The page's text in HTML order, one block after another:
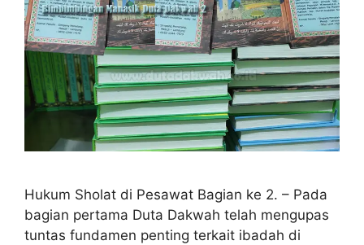
Hukum Sholat di Pesawat Bagian ke 2. – Pada
bagian pertama Duta Dakwah telah mengupas
tuntas fundamen penting terkait ibadah di